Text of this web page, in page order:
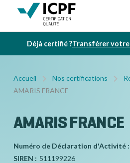
Déjà certifié ?Transférer votre
Accueil Nos certifications
AMARIS FRANCE
AMARIS FRANCE
Numéro de Déclaration d'Activité :
SIREN : 511199226